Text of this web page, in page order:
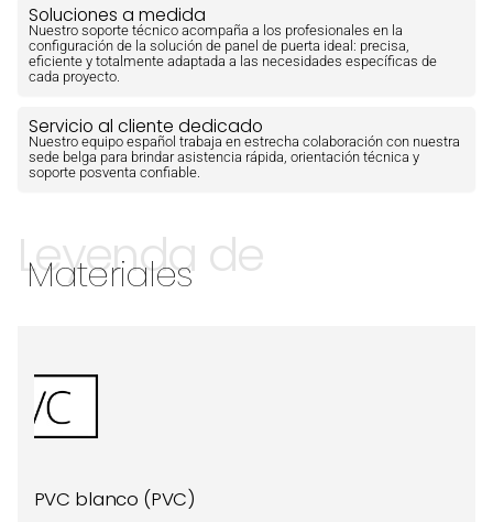
Soluciones a medida
Nuestro soporte técnico acompaña a los profesionales en la
configuración de la solución de panel de puerta ideal: precisa,
eficiente y totalmente adaptada a las necesidades específicas de
cada proyecto.
Servicio al cliente dedicado
Nuestro equipo español trabaja en estrecha colaboración con nuestra
sede belga para brindar asistencia rápida, orientación técnica y
soporte posventa confiable.
Leyenda de
Materiales
PVC blanco (PVC)